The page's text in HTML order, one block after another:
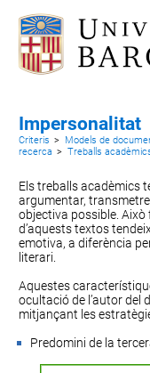
Impersonalitat
Criteris > Models de
recerca > Treballs
Els treballs acadèmics
argumentar,
objectiva possible.
d’aquests textos
emotiva, a diferència
literari.
Aquestes
ocultació de l’autor del
mitjançant les
Predomini de la